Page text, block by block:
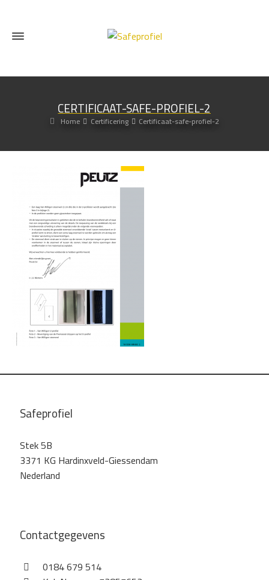
CERTIFICAAT-SAFE-PROFIEL-2
Home Certificering Certificaat-safe-profiel-2
Safeprofiel
Stek 5B
3371 KG Hardinxveld-Giessendam
Nederland
Contactgegevens
0184 679 514